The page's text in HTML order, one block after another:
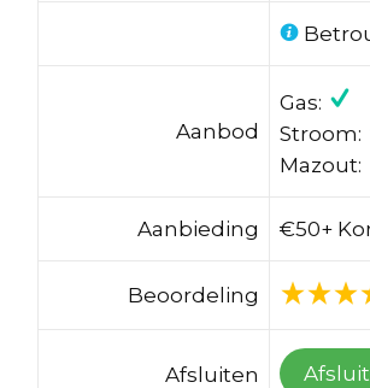
Aanbod
Gas:
Stroom:
Mazout:
Aanbieding €50+
Beoordeling
Afsluiten